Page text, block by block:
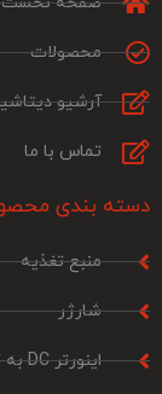
محصولات
آرشیو
تماس با ما
دسته بندی
منبع تغذیه
شارژر
اینورتر DC به AC